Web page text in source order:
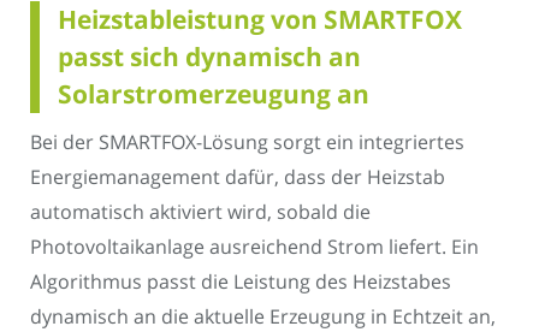
Heizstableistung von SMARTFOX
passt sich dynamisch an
Solarstromerzeugung an
Bei der SMARTFOX-Lösung sorgt ein integriertes
Energiemanagement dafür, dass der Heizstab
automatisch aktiviert wird, sobald die
Photovoltaikanlage ausreichend Strom liefert. Ein
Algorithmus passt die Leistung des Heizstabes
dynamisch an die aktuelle Erzeugung in Echtzeit an,